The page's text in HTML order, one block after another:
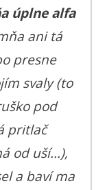
úplne alfa
ani tá
presne
svaly (to
pod
pritlač
od uší...),
a baví ma